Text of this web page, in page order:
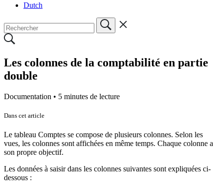
Dutch
Les colonnes de la comptabilité en partie
double
Documentation • 5 minutes de lecture
Dans cet article
Le tableau Comptes se compose de plusieurs colonnes. Selon les
vues, les colonnes sont affichées en même temps. Chaque colonne a
son propre objectif.
Les données à saisir dans les colonnes suivantes sont expliquées ci-
dessous :